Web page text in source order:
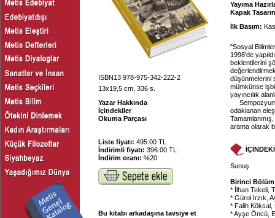
ISBN13 978-975-342-222-2
13x19,5 cm, 336 s.
Yazar Hakkında
İçindekiler
Okuma Parçası
Liste fiyatı: 495.00 TL
İndirimli fiyatı: 396.00 TL
İndirim oranı: %20
Bu kitabı arkadaşına tavsiye et
Yayıma
Kapak
İlk Basım:
"Sosyal
1998'de
beklentilerini
düşünmelerini
mümkünse
yayıncılık
odaklanan
arama olarak
Sunuş
Birinci
* İlhan Tekeli,
* Gürol Irzık,
* Falih Köksal,
* Ayşe Öncü,